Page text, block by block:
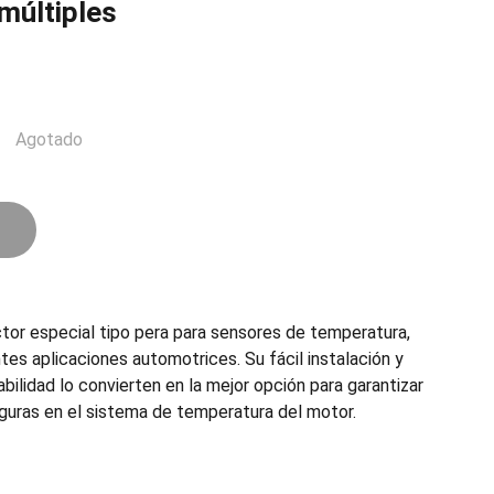
Agotado
especial tipo pera para sensores de temperatura,
aplicaciones automotrices. Su fácil instalación y
lo convierten en la mejor opción para garantizar
en el sistema de temperatura del motor.